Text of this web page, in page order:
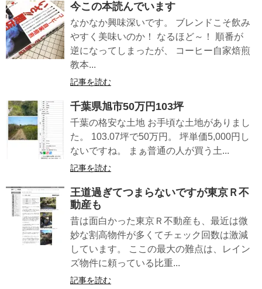
今この本読んでいます
なかなか興味深いです。 ブレンドこそ飲み
やすく美味いのか！ なるほど～！ 順番が
逆になってしまったが、 コーヒー自家焙煎
教本...
記事を読む
千葉県旭市50万円103坪
千葉の格安な土地 お手頃な土地がありまし
た。 103.07坪で50万円。 坪単価5,000円し
ないですね。 まぁ普通の人が買う土...
記事を読む
王道過ぎてつまらないですが東京Ｒ不
動産も
昔は面白かった東京Ｒ不動産も、最近は微
妙な割高物件が多くてチェック回数は激減
しています。 ここの最大の難点は、レイン
ズ物件に頼っている比重...
記事を読む